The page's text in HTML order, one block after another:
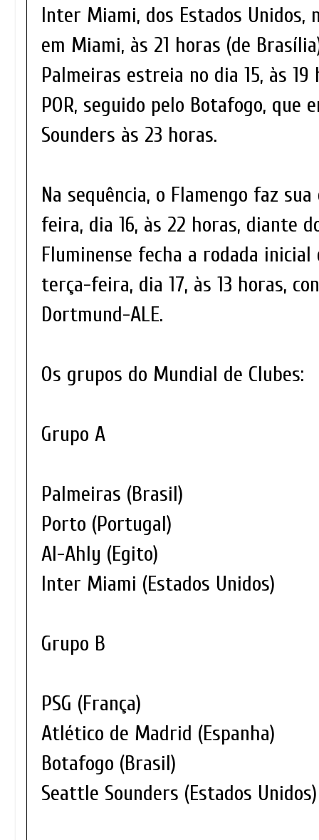
Inter Miami, dos Estados Unidos,
em Miami, às 21 horas (de
Palmeiras estreia no dia 15, às
POR, seguido pelo Botafogo, que
Sounders às 23 horas.
Na sequência, o Flamengo faz
feira, dia 16, às 22 horas, diante
Fluminense fecha a rodada
terça-feira, dia 17, às 13 horas,
Dortmund-ALE.
Os grupos do Mundial de Clubes:
Grupo A
Palmeiras (Brasil)
Porto (Portugal)
Al-Ahly (Egito)
Inter Miami (Estados Unidos)
Grupo B
PSG (França)
Atlético de Madrid (Espanha)
Botafogo (Brasil)
Seattle Sounders (Estados Unidos)